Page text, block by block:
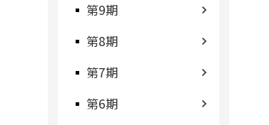
第9期
第8期
第7期
第6期